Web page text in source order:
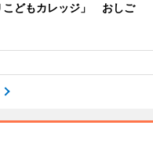
こどもカレッジ」 おしご